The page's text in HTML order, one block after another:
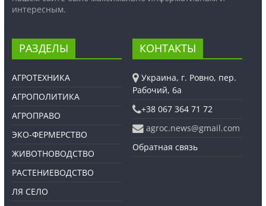
интересным.
РАЗДЕЛЫ
АГРОТЕХНИКА
АГРОПОЛИТИКА
АГРОПРАВО
ЭКО-ФЕРМЕРСТВО
ЖИВОТНОВОДСТВО
РАСТЕНИЕВОДСТВО
ЛЯ СЕЛО
КОНТАКТЫ
Украина, г. Ровно, пер.
Рабочий, 6а
+38 067 364 71 72
agroc.news@gmail.com
Обратная связь